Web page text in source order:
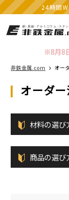
※8月8
24時間
非鉄金属.com オー
オーダ
材料の選び
商品の選び